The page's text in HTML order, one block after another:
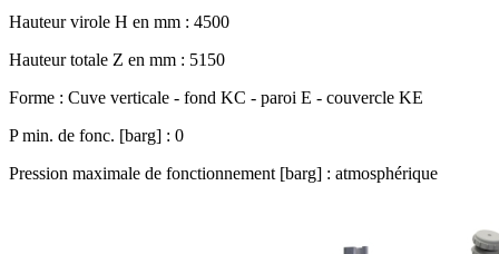
Hauteur virole H en mm : 4500
Hauteur totale Z en mm : 5150
Forme : Cuve verticale - fond KC - paroi E - couvercle KE
P min. de fonc. [barg] : 0
Pression maximale de fonctionnement [barg] : atmosphérique